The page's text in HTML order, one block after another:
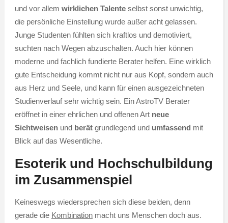
und vor allem wirklichen Talenteselbst sonst unwichtig,
die persönliche Einstellung wurde außer acht gelassen.
Junge Studenten fühlten sich kraftlos und demotiviert,
suchten nach Wegen abzuschalten. Auch hier können
moderne und fachlich fundierte Berater helfen. Eine wirklich
gute Entscheidung kommt nicht nur aus Kopf, sondern auch
aus Herz und Seele, und kann für einen ausgezeichneten
Studienverlauf sehr wichtig sein. Ein AstroTV Berater
eröffnet in einer ehrlichen und offenen Art neue
Sichtweisenund berätgrundlegend und umfassend mit
Blick auf das Wesentliche.
Esoterik und Hochschulbildung
im Zusammenspiel
Keineswegs wiedersprechen sich diese beiden, denn
gerade die Kombinationmacht uns Menschen doch aus.